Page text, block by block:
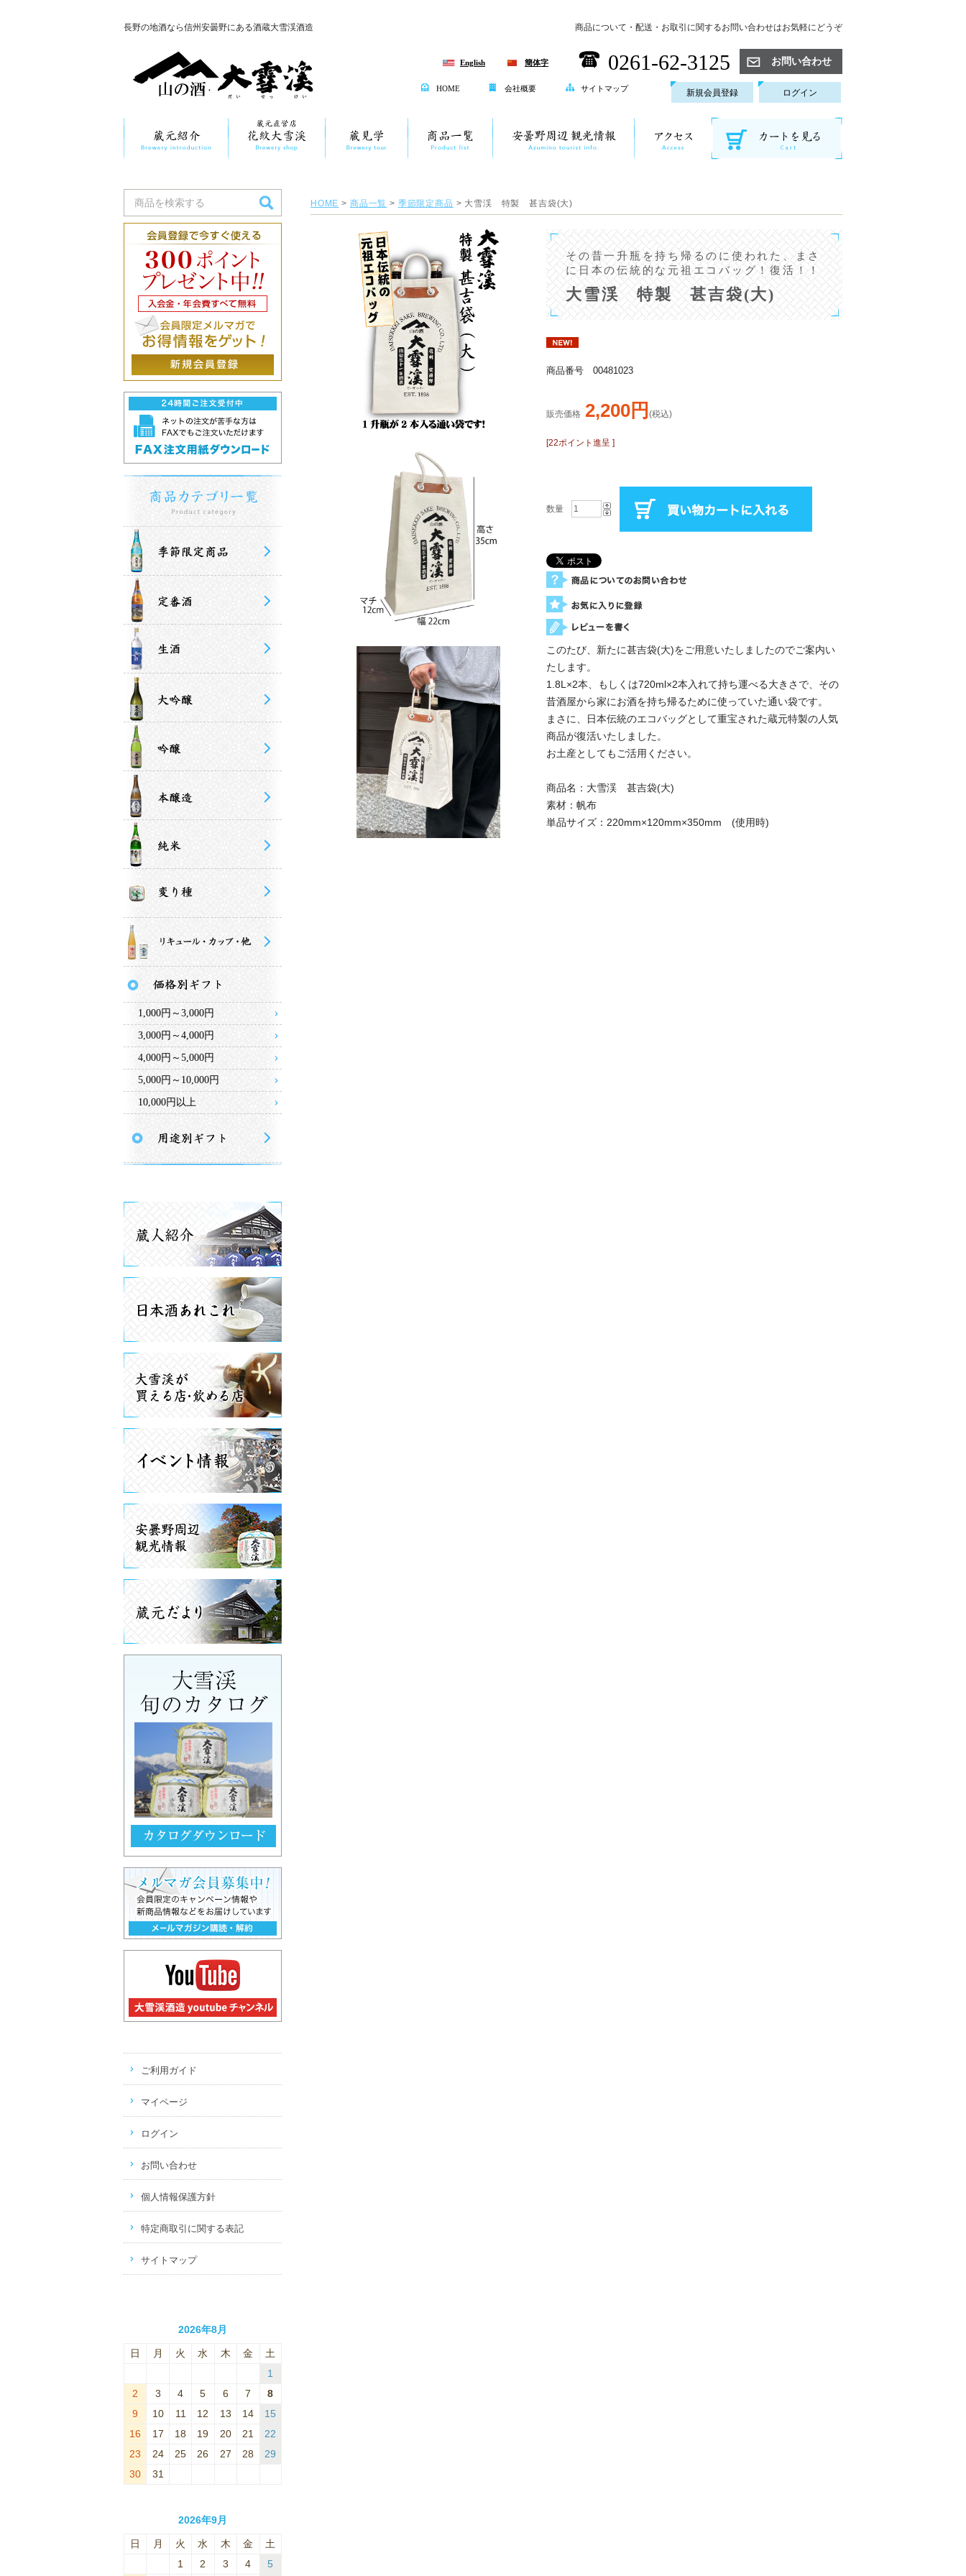
長野の地酒なら信州安曇野にある酒蔵大雪渓酒造 商品について・配送・お取引に関するお問い合わせはお気軽にどうぞ
English 簡体字 0261-62-3125 お問い合わせ
HOME 会社概要 サイトマップ 新規会員登録 ログイン
1,000円～3,000円
3,000円～4,000円
4,000円～5,000円
5,000円～10,000円
10,000円以上
ご利用ガイド
マイページ
ログイン
お問い合わせ
個人情報保護方針
特定商取引に関する表記
サイトマップ
2026年8月
日 月 火 水 木 金
土
1
2
3 4 5 6 7
8
9
10 11 12 13 14
15
16
17 18 19 20 21
22
23
24 25 26 27 28
29
30
31
2026年9月
日 月 火 水 木 金
土
1
2 3 4 5
HOME > 商品一覧 > 季節限定商品 > 大雪渓 特製 甚吉袋(大)
その昔一升瓶を持ち帰るのに使われた、まさ
に日本の伝統的な元祖エコバッグ！復活！！
大雪渓 特製 甚吉袋(大)
商品番号 00481023
販売価格 2,200円 (税込)
[22ポイント進呈 ]
数量
このたび、新たに甚吉袋(大)をご用意いたしましたのでご案内い
たします。
1.8L×2本、もしくは720ml×2本入れて持ち運べる大きさで、その
昔酒屋から家にお酒を持ち帰るために使っていた通い袋です。
まさに、日本伝統のエコバッグとして重宝された蔵元特製の人気
商品が復活いたしました。
お土産としてもご活用ください。
商品名：大雪渓 甚吉袋(大)
素材：帆布
単品サイズ：220mm×120mm×350mm (使用時)